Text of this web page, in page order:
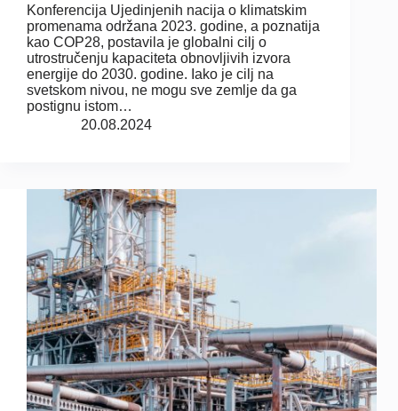
Konferencija Ujedinjenih nacija o klimatskim
promenama održana 2023. godine, a poznatija
kao COP28, postavila je globalni cilj o
utrostručenju kapaciteta obnovljivih izvora
energije do 2030. godine. Iako je cilj na
svetskom nivou, ne mogu sve zemlje da ga
postignu istom…
20.08.2024